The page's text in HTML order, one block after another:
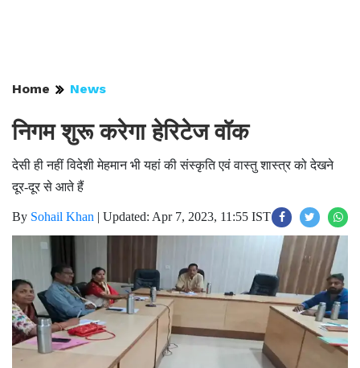
Home News
निगम शुरू करेगा हेरिटेज वॉक
देसी ही नहीं विदेशी मेहमान भी यहां की संस्कृति एवं वास्तु शास्त्र को देखने
दूर-दूर से आते हैं
By Sohail Khan | Updated: Apr 7, 2023, 11:55 IST